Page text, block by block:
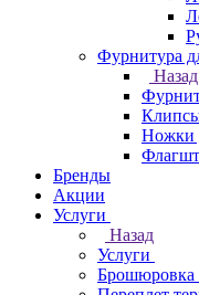
Фурнитура
Назад
Ножки
Бренды
Акции
Услуги
Назад
Услуги
Брошюровка